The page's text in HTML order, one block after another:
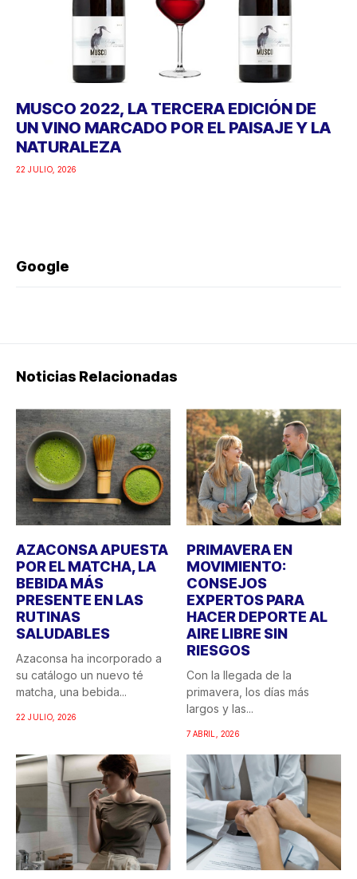
MUSCO 2022, LA TERCERA EDICIÓN DE
UN VINO MARCADO POR EL PAISAJE Y LA
NATURALEZA
22 JULIO, 2026
Google
Noticias Relacionadas
AZACONSA APUESTA
POR EL MATCHA, LA
BEBIDA MÁS
PRESENTE EN LAS
RUTINAS
SALUDABLES
Azaconsa ha incorporado a
su catálogo un nuevo té
matcha, una bebida...
22 JULIO, 2026
PRIMAVERA EN
MOVIMIENTO:
CONSEJOS
EXPERTOS PARA
HACER DEPORTE AL
AIRE LIBRE SIN
RIESGOS
Con la llegada de la
primavera, los días más
largos y las...
7 ABRIL, 2026